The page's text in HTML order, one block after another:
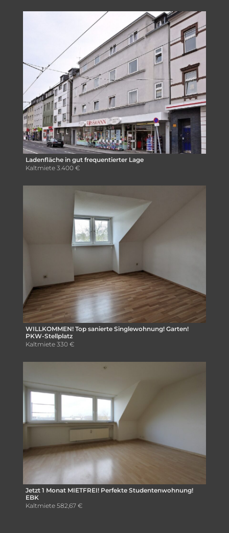
Ladenfläche in gut frequentierter Lage
Kaltmiete 3.400 €
WILLKOMMEN! Top sanierte Singlewohnung! Garten!
PKW-Stellplatz
Kaltmiete 330 €
Jetzt 1 Monat MIETFREI! Perfekte Studentenwohnung!
EBK
Kaltmiete 582,67 €